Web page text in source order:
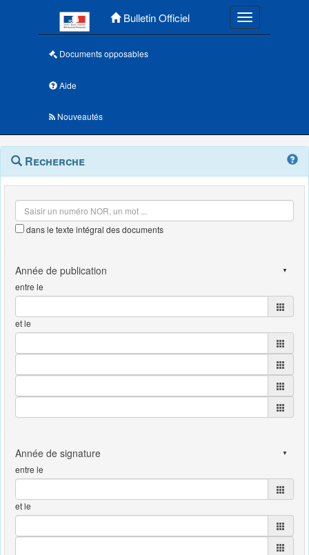
Bulletin Officiel Toggle
Documents opposables
Aide
Nouveautés
Navigation
outils
Menu
contextuel
Recherche
dans le texte intégral des documents
entre le
et le
entre le
et le